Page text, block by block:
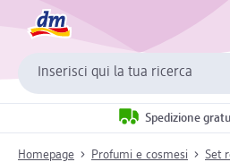
Inserisci qui la tua ricerca
Spedizione
Homepage Profumi e cosmesi Set